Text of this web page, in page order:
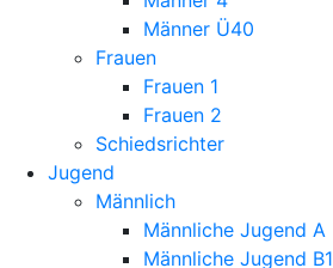
Männer Ü40
Frauen
Frauen 1
Frauen 2
Schiedsrichter
Jugend
Männlich
Männliche Jugend A
Männliche Jugend B1